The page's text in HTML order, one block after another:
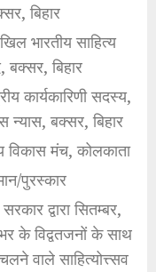
बिहार
भारतीय साहित्य
बक्सर, बिहार
कार्यकारिणी सदस्य,
न्यास, बक्सर, बिहार
विकास मंच, कोलकाता
पुरस्कार
द्वारा सितम्बर,
के विद्वतजनों के साथ
वाले साहित्योत्त्सव